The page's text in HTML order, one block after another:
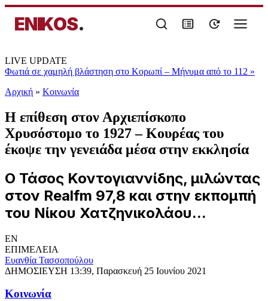
ENIKOS.
LIVE UPDATE
Φωτιά σε χαμηλή βλάστηση στο Κορωπί – Μήνυμα από το 112 »
Αρχική » Κοινωνία
Η επίθεση στον Αρχιεπίσκοπο
Χρυσόστομο το 1927 – Κουρέας του
έκοψε την γενειάδα μέσα στην εκκλησία
Ο Τάσος Κοντογιαννίδης, μιλώντας
στον Realfm 97,8 και στην εκπομπή
του Νίκου Χατζηνικολάου...
EN
ΕΠΙΜΕΛΕΙΑ
Ευανθία Τασσοπούλου
ΔΗΜΟΣΙΕΥΣΗ 13:39, Παρασκευή 25 Ιουνίου 2021
Κοινωνία